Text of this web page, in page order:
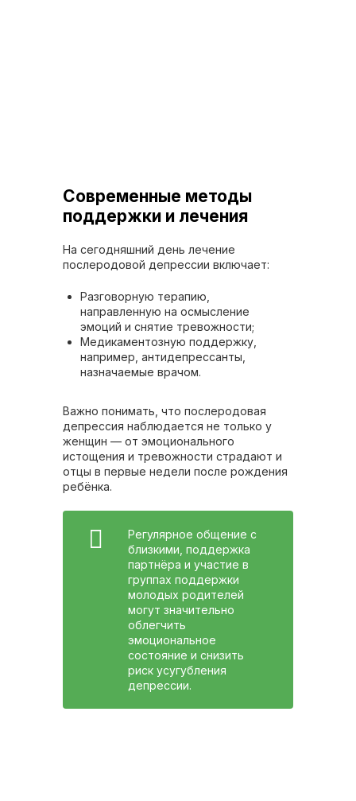
Современные методы
поддержки и лечения
На сегодняшний день лечение
послеродовой депрессии включает:
Разговорную терапию,
направленную на осмысление
эмоций и снятие тревожности;
Медикаментозную поддержку,
например, антидепрессанты,
назначаемые врачом.
Важно понимать, что послеродовая
депрессия наблюдается не только у
женщин — от эмоционального
истощения и тревожности страдают и
отцы в первые недели после рождения
ребёнка.
Регулярное общение с
близкими, поддержка
партнёра и участие в
группах поддержки
молодых родителей
могут значительно
облегчить
эмоциональное
состояние и снизить
риск усугубления
депрессии.